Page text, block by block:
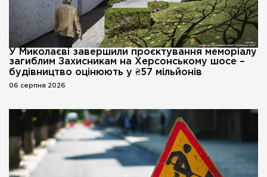
У Миколаєві завершили проєктування меморіалу
загиблим Захисникам на Херсонському шосе –
будівництво оцінюють у ₴57 мільйонів
06 серпня 2026